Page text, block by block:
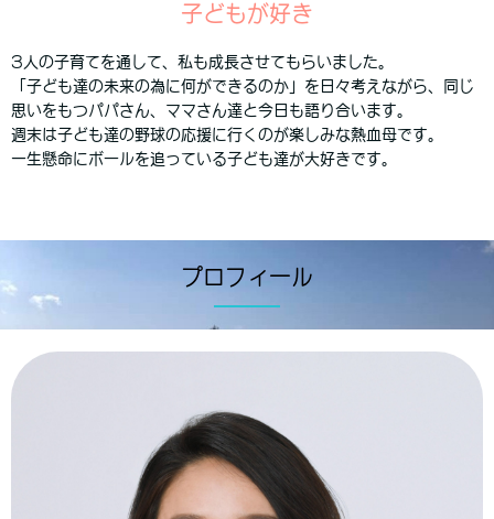
子どもが好き
3人の子育てを通して、私も成長させてもらいました。
「子ども達の未来の為に何ができるのか」を日々考えながら、同じ
思いをもつパパさん、ママさん達と今日も語り合います。
週末は子ども達の野球の応援に行くのが楽しみな熱血母です。
一生懸命にボールを追っている子ども達が大好きです。
プロフィール